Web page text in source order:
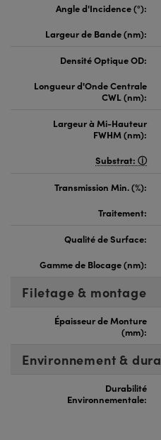
Angle d'Incidence (°):
Largeur de Bande (nm):
Densité Optique OD:
Longueur d'Onde Centrale
CWL (nm):
Largeur à Mi-Hauteur
FWHM (nm):
Substrat:
Transmission Min. (%):
Traitement:
Qualité de Surface:
Gamme de Blocage (nm):
Filetage & montage
Épaisseur de Monture
(mm):
Environnement &
Durabilité
Environnementale: